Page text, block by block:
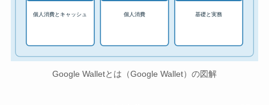
個人消費とキャッシュ 個人消費 基礎と実務
Google Walletとは（Google Wallet）の図解